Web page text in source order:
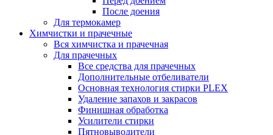
После доения
Для термокамер
Химчистки и прачечные
Вся химчистка и прачечная
Для прачечных
Все средства для прачечных
Дополнительные отбеливатели
Основная технология стирки PLEX
Удаление запахов и закрасов
Финишная обработка
Усилители стирки
Пятновыводители